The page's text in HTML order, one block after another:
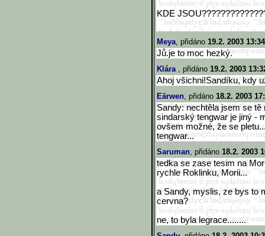
KDE
Meya, přidáno 19.2. 2003
Jů.je to moc hezký.
Klára , přidáno 19.2. 2003
Ahoj všichni!Sandíku, kdy
Eärwen, přidáno 18.2. 2003
Sandy: nechtěla jsem se
sindarský tengwar je jiný -
ovšem možné, že se
tengwar...
Saruman, přidáno 18.2. 2003
tedka se zase tesim na
rychle Roklinku, Morii...
a Sandy, myslis, ze bys to
cervna?
ne, to byla legrace........